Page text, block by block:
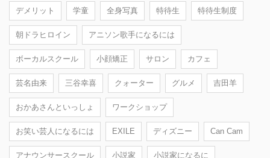
デメリット 学童 全身写真 特待生 特待生制度
朝ドラヒロイン アニソン歌手になるには
ボーカルスクール 小顔矯正 サロン カフェ
芸名由来 三谷幸喜 クォーター グルメ 吉田羊
おかあさんといっしょ ワークショップ
お笑い芸人になるには EXILE ディズニー Can Cam
アナウンサースクール 小説家 小説家になるに